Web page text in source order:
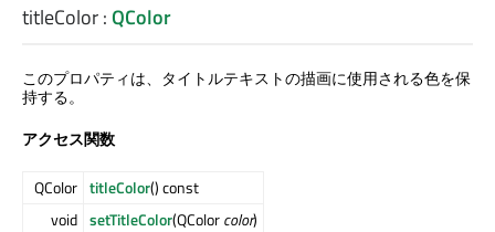
titleColor:QColor
このプロパティは、タイトルテキストの描画に使用される色を保
持する。
アクセス関数
QColor titleColor() const
void setTitleColor(QColorcolor)